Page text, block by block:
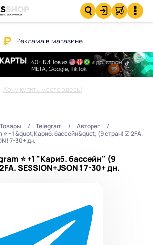
Реклама в магазине
Хочу купить место здесь!
Товары Telegram
Авторег
+1 &quot;Кариб. бассейн&quot; (9 стран) ☑️ 2FA.
❗️ 7-30+ дн.
⭐️ +1 "Кариб. бассейн" (9
SESSION+JSON ❗️ 7-30+ дн.